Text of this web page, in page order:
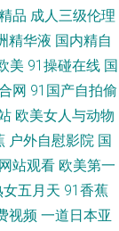
TS在线免费 黄色五
洲成人A片 韩国色
州色情 国产情侣AV
欧美国产自产 福利
线 超碰99丝袜诱惑
品 成人三级伦理
精华液 国内精自
美 91操碰在线 国
网 91国产自拍偷
欧美女人与动物
户外自慰影院 国
站观看 欧美第一
五月天 91香蕉
视频 一道日本亚